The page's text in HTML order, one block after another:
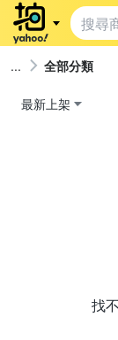
全部分類
最新上架
找